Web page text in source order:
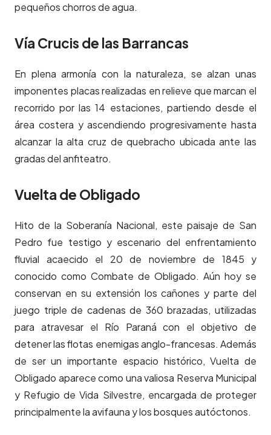
pequeños chorros de agua.
Vía Crucis de las Barrancas
En plena armonía con la naturaleza, se alzan unas
imponentes placas realizadas en relieve que marcan el
recorrido por las 14 estaciones, partiendo desde el
área costera y ascendiendo progresivamente hasta
alcanzar la alta cruz de quebracho ubicada ante las
gradas del anfiteatro.
Vuelta de Obligado
Hito de la Soberanía Nacional, este paisaje de San
Pedro fue testigo y escenario del enfrentamiento
fluvial acaecido el 20 de noviembre de 1845 y
conocido como Combate de Obligado. Aún hoy se
conservan en su extensión los cañones y parte del
juego triple de cadenas de 360 brazadas, utilizadas
para atravesar el Río Paraná con el objetivo de
detener las flotas enemigas anglo-francesas. Además
de ser un importante espacio histórico, Vuelta de
Obligado aparece como una valiosa Reserva Municipal
y Refugio de Vida Silvestre, encargada de proteger
principalmente la avifauna y los bosques autóctonos.